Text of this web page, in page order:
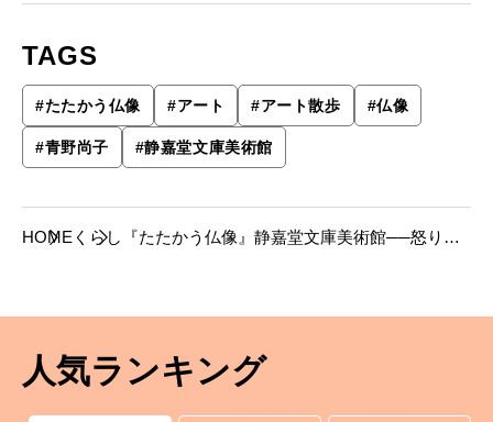
TAGS
#たたかう仏像 #アート #アート散歩 #仏像
#青野尚子 #静嘉堂文庫美術館
HOME くらし
『たたかう仏像』静嘉堂文庫美術館──怒りの
人気ランキング